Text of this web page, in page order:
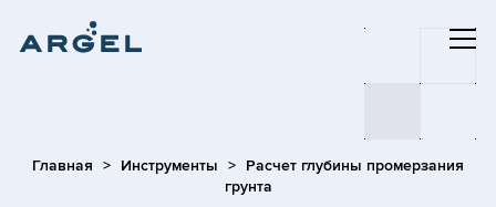
Главная Инструменты
Расчет глубины промерзания
грунта